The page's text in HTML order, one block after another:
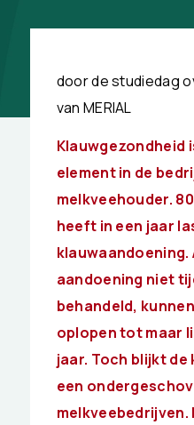
door de studiedag
van MERIAL
Klauwgezondheid
element in de
melkveehouder.
heeft in een jaar
klauwaandoening.
aandoening niet
behandeld,
oplopen tot maar
jaar. Toch blijkt
een
melkveebedrijven.